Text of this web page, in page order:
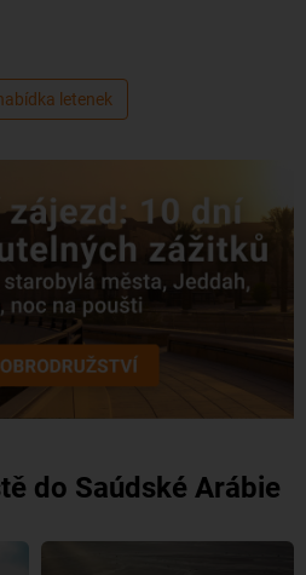
letenek
do Saúdské Arábie